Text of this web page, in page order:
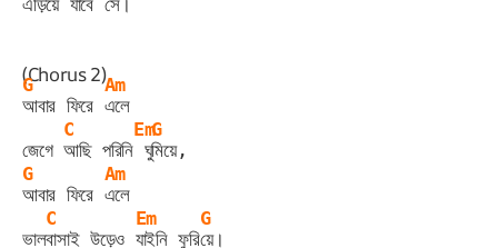
(Chorus 2)
G
আবার ফিরে
Am
এলে
জেগে
C
আছি পরিনি
Em
ঘু
G
মিয়ে,
G
আবার ফিরে
Am
এলে
ভাল
C
বাসাই উড়েও
Em
যাইনি ফুরি
G
য়ে।